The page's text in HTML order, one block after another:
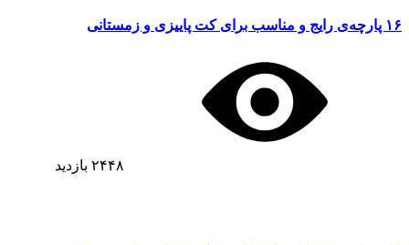
۱۶ پارچه‌ی رایج و مناسب برای کت پاییزی و زمستانی
۲۴۴۸ بازدید